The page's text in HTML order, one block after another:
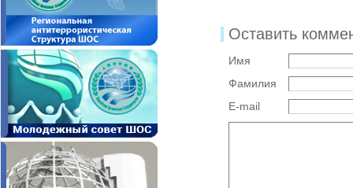
Оставить
Имя
Фамилия
E-mail